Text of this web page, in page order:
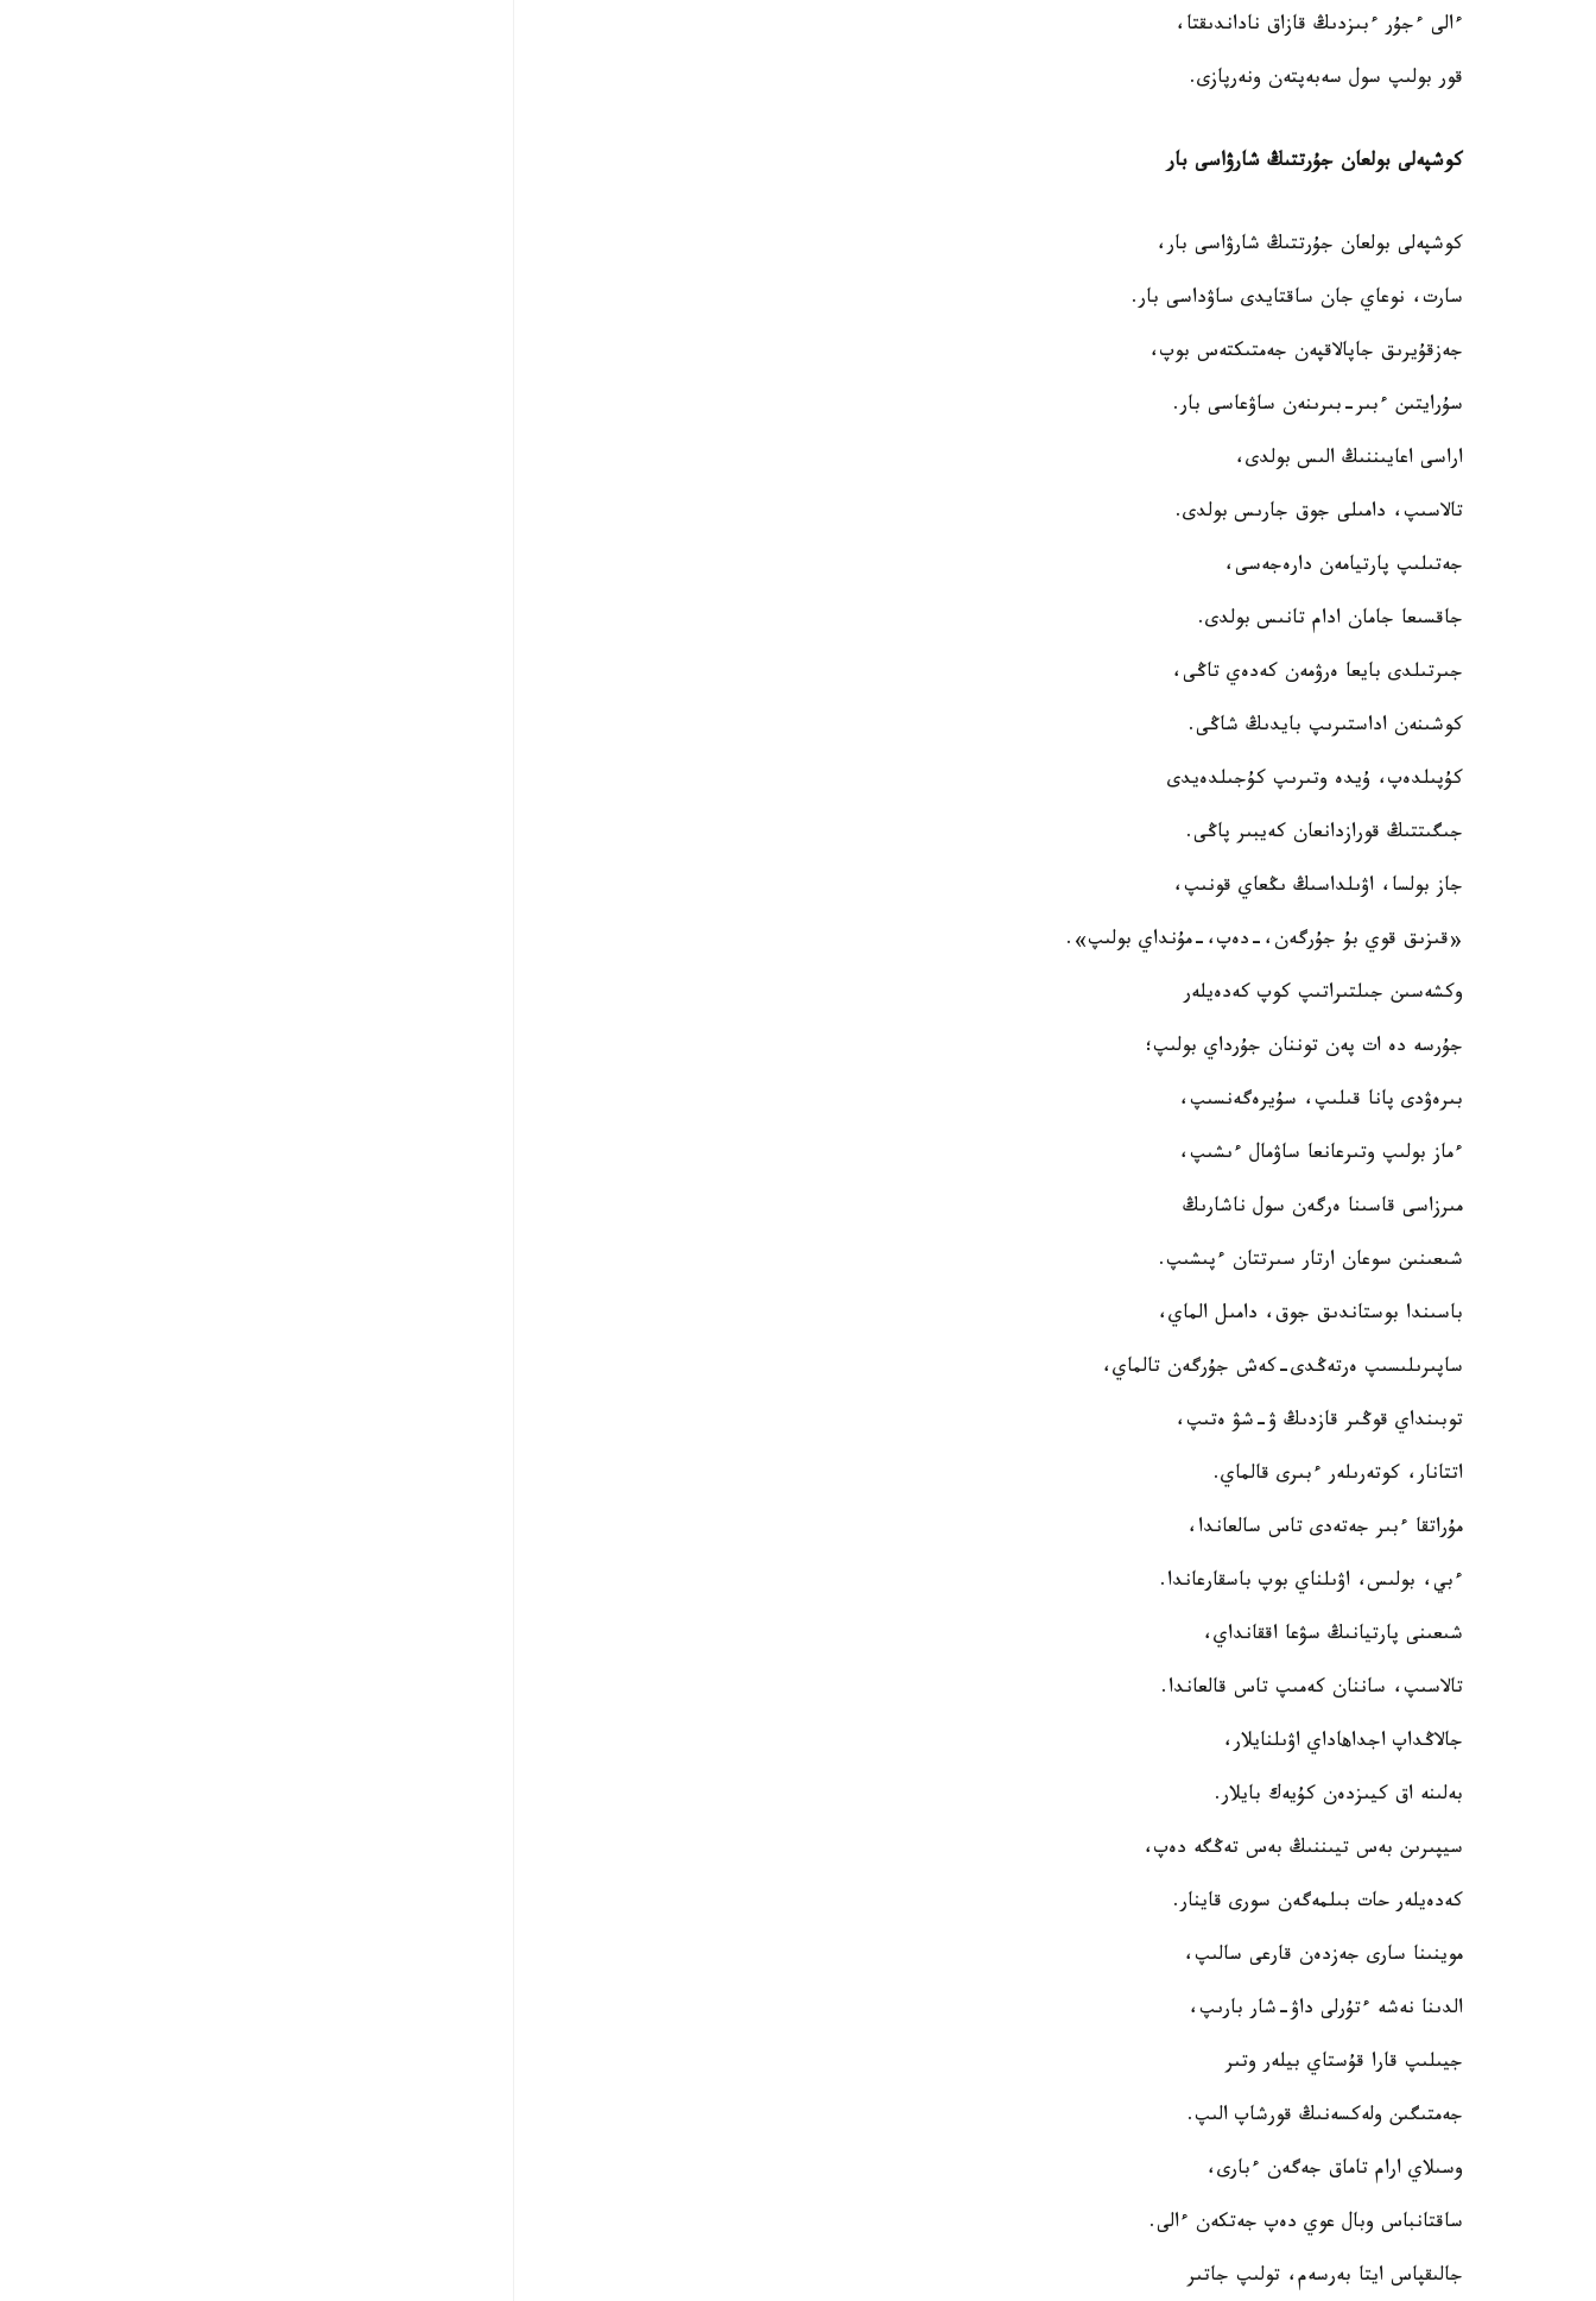
ءالى ءجۇر ءبىزدىڭ قازاق ناداندىقتا،
قور بولىپ سول سەبەپتەن ونەرپازى.
كوشپەلى بولعان جۇرتتىڭ شارۋاسى بار
كوشپەلى بولعان جۇرتتىڭ شارۋاسى بار،
سارت، نوعاي جان ساقتايدى ساۋداسى بار.
جەزقۇيرىق جاپالاقپەن جەمتىكتەس بوپ،
سۇرايتىن ءبىر-بىرىنەن ساۋعاسى بار.
اراسى اعايىننىڭ الىس بولدى،
تالاسىپ، دامىلى جوق جارىس بولدى.
جەتىلىپ پارتيامەن دارەجەسى،
جاقسىعا جامان ادام تانىس بولدى.
جىرتىلدى بايعا ەرۋمەن كەدەي تاڭى،
كوشىنەن اداستىرىپ بايدىڭ شاڭى.
كۇپىلدەپ، ۇيدە وتىرىپ كۇجىلدەيدى
جىگىتتىڭ قورازدانعان كەيبىر پاڭى.
جاز بولسا، اۋىلداسىڭ ىڭعاي قونىپ،
«قىزىق قوي بۇ جۇرگەن،-دەپ،-مۇنداي بولىپ».
وكشەسىن جىلتىراتىپ كوپ كەدەيلەر
جۇرسە دە ات پەن توننان جۇرداي بولىپ؛
بىرەۋدى پانا قىلىپ، سۇيرەگەنسىپ،
ءماز بولىپ وتىرعانعا ساۋمال ءىشىپ،
مىرزاسى قاسىنا ەرگەن سول ناشارىڭ
شىعىنىن سوعان ارتار سىرتتان ءپىشىپ.
باسىندا بوستاندىق جوق، دامىل الماي،
ساپىرىلىسىپ ەرتەڭدى-كەش جۇرگەن تالماي،
توبىنداي قوڭىر قازدىڭ ۋ-شۋ ەتىپ،
اتتانار، كوتەرىلەر ءبىرى قالماي.
مۇراتقا ءبىر جەتەدى تاس سالعاندا،
ءبي، بولىس، اۋىلناي بوپ باسقارعاندا.
شىعىنى پارتيانىڭ سۋعا اققانداي،
تالاسىپ، ساننان كەمىپ تاس قالعاندا.
جالاڭداپ اجداهاداي اۋىلنايلار،
بەلىنە اق كيىزدەن كۇيەك بايلار.
سيپىرىن بەس تيىننىڭ بەس تەڭگە دەپ،
كەدەيلەر حات بىلمەگەن سورى قاينار.
موينىنا سارى جەزدەن قارعى سالىپ،
الدىنا نەشە ءتۇرلى داۋ-شار بارىپ،
جيىلىپ قارا قۇستاي بيلەر وتىر
جەمتىگىن ولەكسەنىڭ قورشاپ الىپ.
وسىلاي ارام تاماق جەگەن ءبارى،
ساقتانباس وبال عوي دەپ جەتكەن ءالى.
جالىقپاس ايتا بەرسەم، تولىپ جاتىر